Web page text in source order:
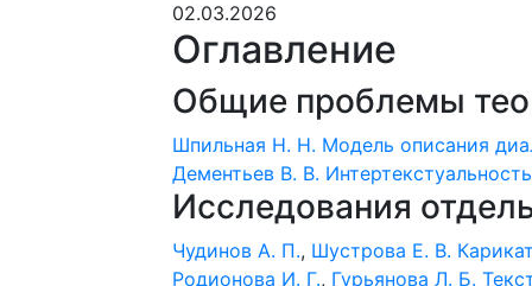
02.03.2026
Оглавление
Общие проблемы
Шпильная Н. Н. Модель описания
Дементьев В. В.
Исследования
Чудинов А. П., Шустрова Е. В.
Родионова И. Г., Гурьянова Л. Б.